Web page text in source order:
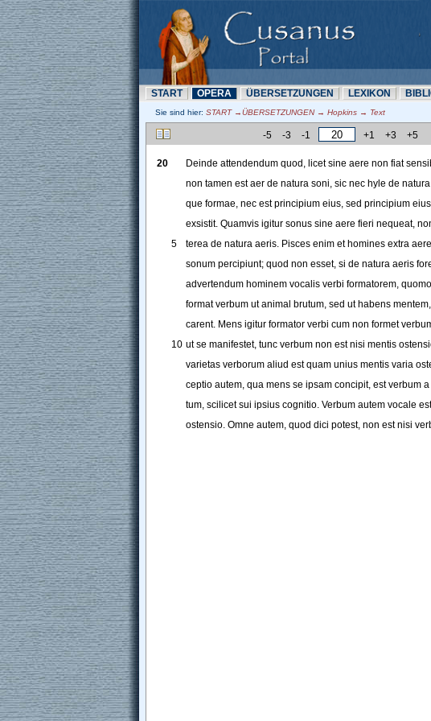
START OPERA ÜBERSETZUNN LEXIKON
Sie sind hier: START →ÜBERSETZUNN → Hopkins → Text
-5 -3 -1 +1 +3 +5
20 Deinde attendendum quod , licet sine aere non fiat
non tamen est aer de natura soni, sic nec hyle de natura
que formae, nec est principium eius, sed principium eius
exsistit. Quamvis igitur sonus sine aere fieri nequeat,
5
terea de natura aeris. Pisces enim et homines extra
sonum percipiunt; quod non esset, si de natura aeris
advertendum hominem vocalis verbi formatorem,
format verbum ut animal brutum, sed ut habens mentem,
carent. Mens igitur formator verbi cum non formet
10 ut se manifestet, tunc verbum non est nisi mentis
varietas verborum aliud est quam unius mentis varia
ceptio autem, qua mens se ipsam concipit, est verbum a
tum, scilicet sui ipsius cognitio. Verbum autem vocale est
ostensio. Omne autem, quod dici potest, non est nisi